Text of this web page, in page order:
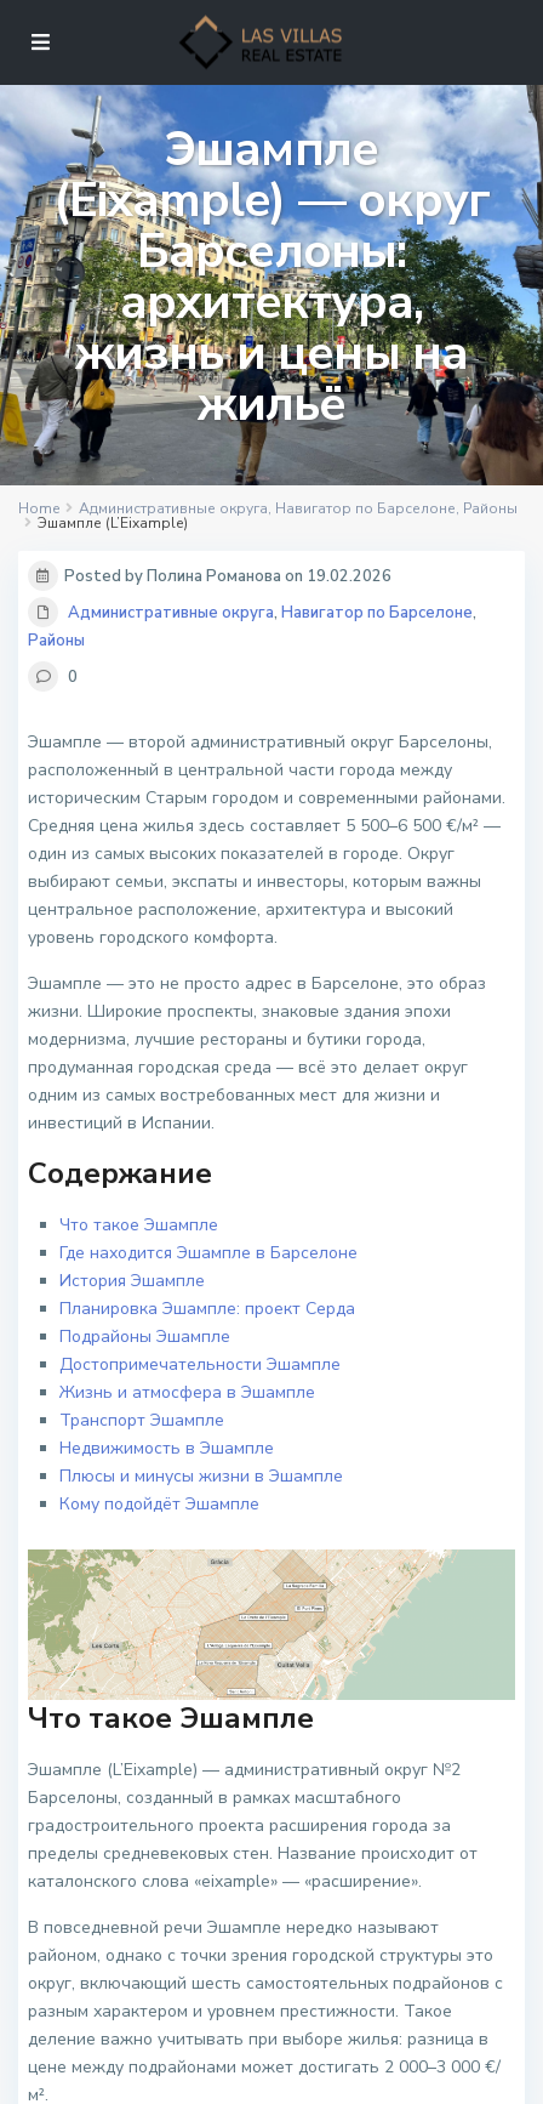
Эшампле
(Eixample) — округ
Барселоны:
архитектура,
жизнь и цены на
жильё
Home Административные округа, Навигатор по Барселоне, Районы
Эшампле (L’Eixample)
Posted by Полина Романова on 19.02.2026
Административные округа,Навигатор по Барселоне,
Районы
0
Эшампле — второй административный округ Барселоны,
расположенный в центральной части города между
историческим Старым городом и современными районами.
Средняя цена жилья здесь составляет 5 500–6 500 €/м² —
один из самых высоких показателей в городе. Округ
выбирают семьи, экспаты и инвесторы, которым важны
центральное расположение, архитектура и высокий
уровень городского комфорта.
Эшампле — это не просто адрес в Барселоне, это образ
жизни. Широкие проспекты, знаковые здания эпохи
модернизма, лучшие рестораны и бутики города,
продуманная городская среда — всё это делает округ
одним из самых востребованных мест для жизни и
инвестиций в Испании.
Содержание
Что такое Эшампле
Где находится Эшампле в Барселоне
История Эшампле
Планировка Эшампле: проект Серда
Подрайоны Эшампле
Достопримечательности Эшампле
Жизнь и атмосфера в Эшампле
Транспорт Эшампле
Недвижимость в Эшампле
Плюсы и минусы жизни в Эшампле
Кому подойдёт Эшампле
Что такое Эшампле
Эшампле (L’Eixample) — административный округ №2
Барселоны, созданный в рамках масштабного
градостроительного проекта расширения города за
пределы средневековых стен. Название происходит от
каталонского слова «eixample» — «расширение».
В повседневной речи Эшампле нередко называют
районом, однако с точки зрения городской структуры это
округ, включающий шесть самостоятельных подрайонов с
разным характером и уровнем престижности. Такое
деление важно учитывать при выборе жилья: разница в
цене между подрайонами может достигать 2 000–3 000 €/
м².